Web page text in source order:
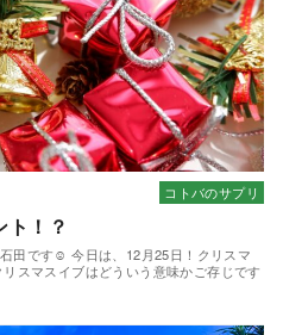
コトバのサプリ
！？
田です☺ 今日は、12月25日！クリスマ
スマスイブはどういう意味かご存じです